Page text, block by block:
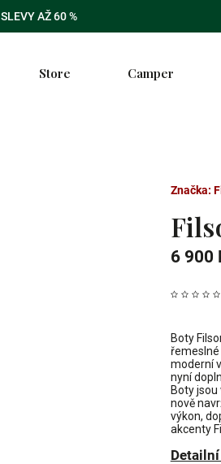
SLEVY AŽ 60 %
Store Camper
6 900
Boty
moderní
nyní
Boty
nově
výkon,
akcenty
Značka: